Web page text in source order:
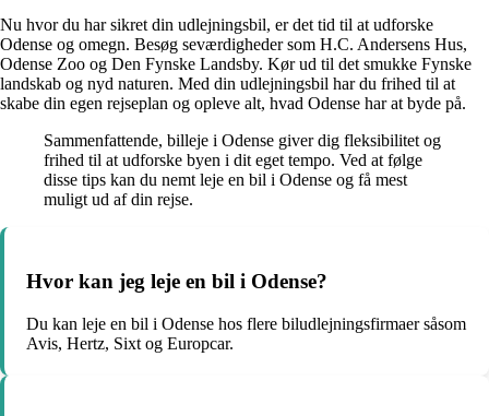
Nu hvor du har sikret din udlejningsbil, er det tid til at udforske
Odense og omegn. Besøg seværdigheder som H.C. Andersens Hus,
Odense Zoo og Den Fynske Landsby. Kør ud til det smukke Fynske
landskab og nyd naturen. Med din udlejningsbil har du frihed til at
skabe din egen rejseplan og opleve alt, hvad Odense har at byde på.
Sammenfattende, billeje i Odense giver dig fleksibilitet og
frihed til at udforske byen i dit eget tempo. Ved at følge
disse tips kan du nemt leje en bil i Odense og få mest
muligt ud af din rejse.
Hvor kan jeg leje en bil i Odense?
Du kan leje en bil i Odense hos flere biludlejningsfirmaer såsom
Avis, Hertz, Sixt og Europcar.